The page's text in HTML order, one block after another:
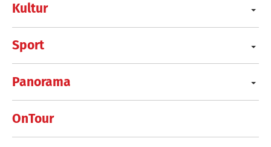
Kultur
Sport
Panorama
OnTour